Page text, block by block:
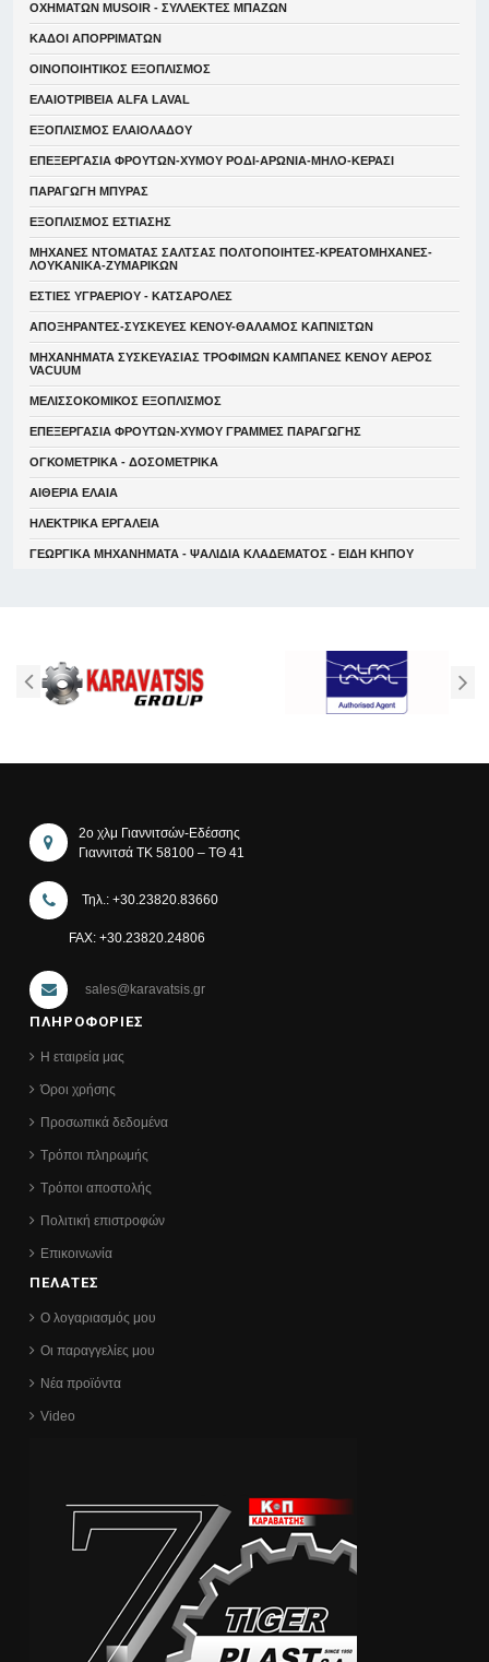
ΟΧΗΜΑΤΩΝ MUSOIR - ΣΥΛΛΕΚΤΕΣ ΜΠΑΖΩΝ
ΚΑΔΟΙ ΑΠΟΡΡΙΜΑΤΩΝ
ΟΙΝΟΠΟΙΗΤΙΚΟΣ ΕΞΟΠΛΙΣΜΟΣ
ΕΛΑΙΟΤΡΙΒΕΙΑ ALFA LAVAL
ΕΞΟΠΛΙΣΜΟΣ ΕΛΑΙΟΛΑΔΟΥ
ΕΠΕΞΕΡΓΑΣΙΑ ΦΡΟΥΤΩΝ-ΧΥΜΟΥ ΡΟΔΙ-ΑΡΩΝΙΑ-ΜΗΛΟ-ΚΕΡΑΣΙ
ΠΑΡΑΓΩΓΗ ΜΠΥΡΑΣ
ΕΞΟΠΛΙΣΜΟΣ ΕΣΤΙΑΣΗΣ
ΜΗΧΑΝΕΣ ΝΤΟΜΑΤΑΣ ΣΑΛΤΣΑΣ ΠΟΛΤΟΠΟΙΗΤΕΣ-ΚΡΕΑΤΟΜΗΧΑΝΕΣ-
ΛΟΥΚΑΝΙΚΑ-ΖΥΜΑΡΙΚΩΝ
ΕΣΤΙΕΣ ΥΓΡΑΕΡΙΟΥ - ΚΑΤΣΑΡΟΛΕΣ
ΑΠΟΞΗΡΑΝΤΕΣ-ΣΥΣΚΕΥΕΣ ΚΕΝΟΥ-ΘΑΛΑΜΟΣ ΚΑΠΝΙΣΤΩΝ
ΜΗΧΑΝΗΜΑΤΑ ΣΥΣΚΕΥΑΣΙΑΣ ΤΡΟΦΙΜΩΝ ΚΑΜΠΑΝΕΣ ΚΕΝΟΥ ΑΕΡΟΣ
VACUUM
ΜΕΛΙΣΣΟΚΟΜΙΚΟΣ ΕΞΟΠΛΙΣΜΟΣ
ΕΠΕΞΕΡΓΑΣΙΑ ΦΡΟΥΤΩΝ-ΧΥΜΟΥ ΓΡΑΜΜΕΣ ΠΑΡΑΓΩΓΗΣ
ΟΓΚΟΜΕΤΡΙΚΑ - ΔΟΣΟΜΕΤΡΙΚΑ
ΑΙΘΕΡΙΑ ΕΛΑΙΑ
ΗΛΕΚΤΡΙΚΑ ΕΡΓΑΛΕΙΑ
ΓΕΩΡΓΙΚΑ ΜΗΧΑΝΗΜΑΤΑ - ΨΑΛΙΔΙΑ ΚΛΑΔΕΜΑΤΟΣ - ΕΙΔΗ ΚΗΠΟΥ
2ο χλμ Γιαννιτσών-Εδέσσης
Γιαννιτσά ΤΚ 58100 – ΤΘ 41
Τηλ.: +30.23820.83660
FAX: +30.23820.24806
sales@karavatsis.gr
ΠΛΗΡΟΦΟΡΙΕΣ
Η εταιρεία μας
Όροι χρήσης
Προσωπικά δεδομένα
Τρόποι πληρωμής
Τρόποι αποστολής
Πολιτική επιστροφών
Επικοινωνία
ΠΕΛΑΤΕΣ
Ο λογαριασμός μου
Οι παραγγελίες μου
Νέα προϊόντα
Video